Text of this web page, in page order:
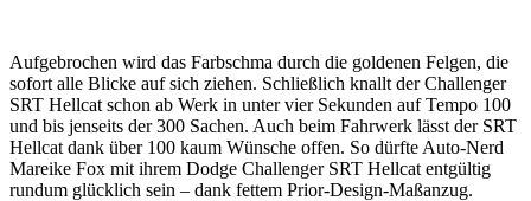
Aufgebrochen wird das Farbschma durch die goldenen Felgen, die
sofort alle Blicke auf sich ziehen. Schließlich knallt der Challenger
SRT Hellcat schon ab Werk in unter vier Sekunden auf Tempo 100
und bis jenseits der 300 Sachen. Auch beim Fahrwerk lässt der SRT
Hellcat dank über 100 kaum Wünsche offen. So dürfte Auto-Nerd
Mareike Fox mit ihrem Dodge Challenger SRT Hellcat entgültig
rundum glücklich sein – dank fettem Prior-Design-Maßanzug.